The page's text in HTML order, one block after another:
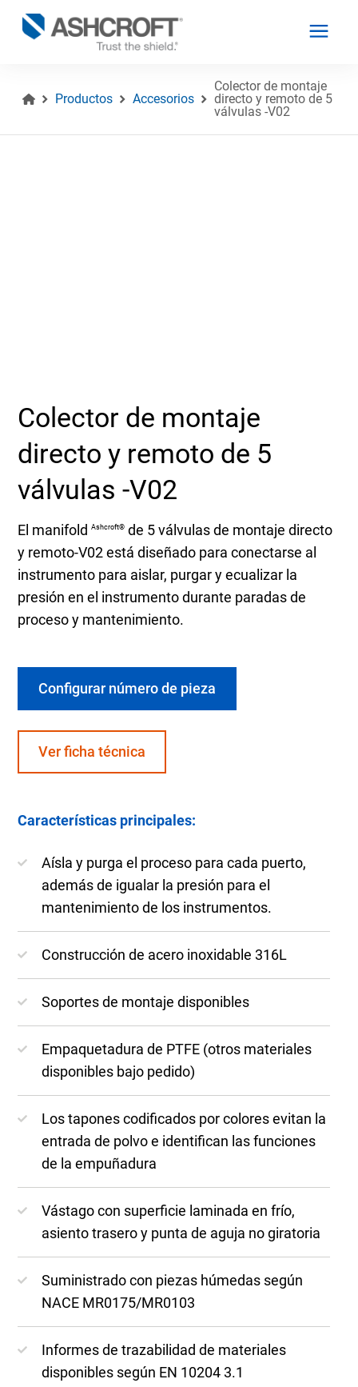
Inicio de sesión
Carreras profesionales
Póngase en contacto
Solicitar cotización
Productos Accesorios
Colector de montaje
directo y remoto de 5
válvulas -V02
Colector de montaje
directo y remoto de 5
válvulas -V02
El manifoldAshcroft® de 5 válvulas de montaje directo
y remoto-V02 está diseñado para conectarse al
instrumento para aislar, purgar y ecualizar la
presión en el instrumento durante paradas de
proceso y mantenimiento.
Configurar número de pieza
Ver ficha técnica
Características principales:
Aísla y purga el proceso para cada puerto,
además de igualar la presión para el
mantenimiento de los instrumentos.
Construcción de acero inoxidable 316L
Soportes de montaje disponibles
Empaquetadura de PTFE (otros materiales
disponibles bajo pedido)
Los tapones codificados por colores evitan la
entrada de polvo e identifican las funciones
de la empuñadura
Vástago con superficie laminada en frío,
asiento trasero y punta de aguja no giratoria
Suministrado con piezas húmedas según
NACE MR0175/MR0103
Informes de trazabilidad de materiales
disponibles según EN 10204 3.1